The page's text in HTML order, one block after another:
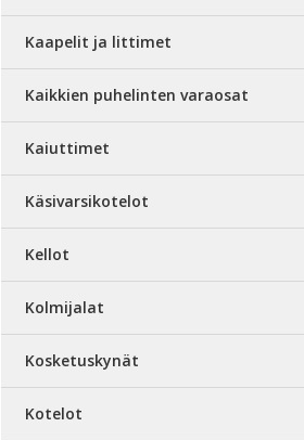
Kaapelit ja littimet
Kaikkien puhelinten varaosat
Kaiuttimet
Käsivarsikotelot
Kellot
Kolmijalat
Kosketuskynät
Kotelot